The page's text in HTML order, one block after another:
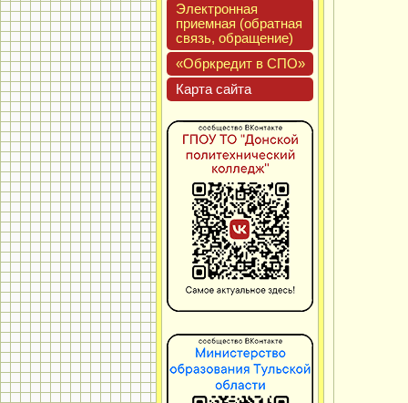
Элек­трон­ная
при­ем­ная (об­ратная
связь, об­ра­щение)
«Обркре­дит в СПО»
Кар­та сай­та